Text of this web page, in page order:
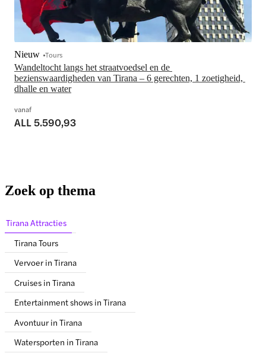
Wandeltocht langs het straatvoedsel en de
bezienswaardigheden van Tirana – 6 gerechten, 1 zoetigheid,
dhalle en water
Nieuw Tours
vanaf
ALL 5.590,93
Zoek op thema
Tirana Attracties
Tirana Tours
Vervoer in Tirana
Cruises in Tirana
Entertainment shows in Tirana
Avontuur in Tirana
Watersporten in Tirana